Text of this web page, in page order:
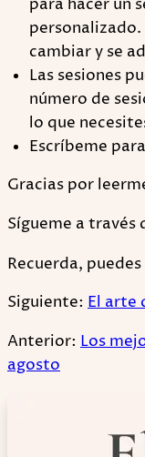
para hacer un
cambiar y se
Las sesiones
número de
lo que
Escríbeme para
Gracias por
Sígueme a través
Recuerda,
Siguiente: El arte
Anterior: Los
agosto